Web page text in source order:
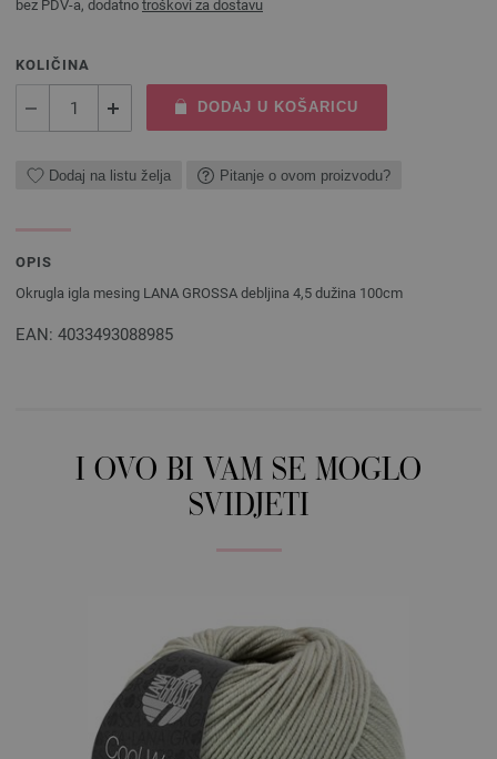
bez PDV-a, dodatno troškovi za dostavu
KOLIČINA
DODAJ U KOŠARICU
Dodaj na listu želja Pitanje o ovom proizvodu?
OPIS
Okrugla igla mesing LANA GROSSA debljina 4,5 dužina 100cm
EAN: 4033493088985
I OVO BI VAM SE MOGLO
SVIDJETI